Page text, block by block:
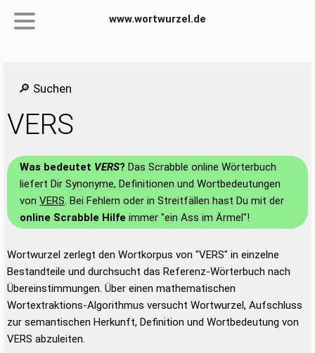
www.wortwurzel.de
🔎 Suchen
VERS
Was bedeutet VERS? Das Scrabble online Wörterbuch
liefert Dir Synonyme, Definitionen und Wortbedeutungen
von VERS. Bei Fehlern oder in Streitfällen hast Du mit der
online Scrabble Hilfe immer "ein Ass im Ärmel"!
Wortwurzel zerlegt den Wortkorpus von "VERS" in einzelne
Bestandteile und durchsucht das Referenz-Wörterbuch nach
Übereinstimmungen. Über einen mathematischen
Wortextraktions-Algorithmus versucht Wortwurzel, Aufschluss
zur semantischen Herkunft, Definition und Wortbedeutung von
VERS abzuleiten.